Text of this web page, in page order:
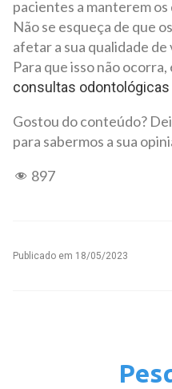
pacientes a manterem
Não se esqueça de que
afetar a sua qualidade de
Para que isso não
consultas
Gostou do conteúdo?
para sabermos a sua
897
Publicado em 18/05/2023